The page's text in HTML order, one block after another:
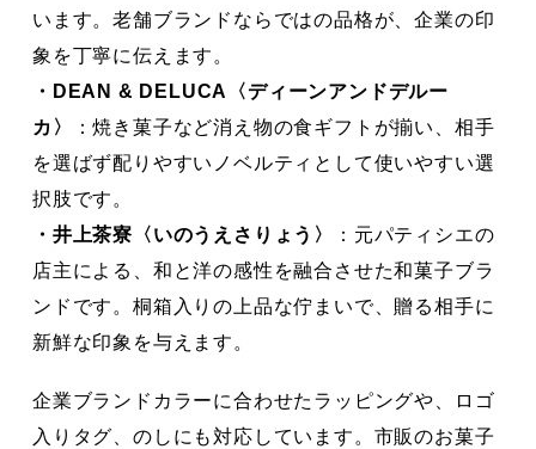
います。老舗ブランドならではの品格が、企業の印
象を丁寧に伝えます。
・DEAN & DELUCA〈ディーンアンドデルー
カ〉
：焼き菓子など消え物の食ギフトが揃い、相手
を選ばず配りやすいノベルティとして使いやすい選
択肢です。
・井上茶寮〈いのうえさりょう〉
：元パティシエの
店主による、和と洋の感性を融合させた和菓子ブラ
ンドです。桐箱入りの上品な佇まいで、贈る相手に
新鮮な印象を与えます。
企業ブランドカラーに合わせたラッピングや、ロゴ
入りタグ、のしにも対応しています。市販のお菓子